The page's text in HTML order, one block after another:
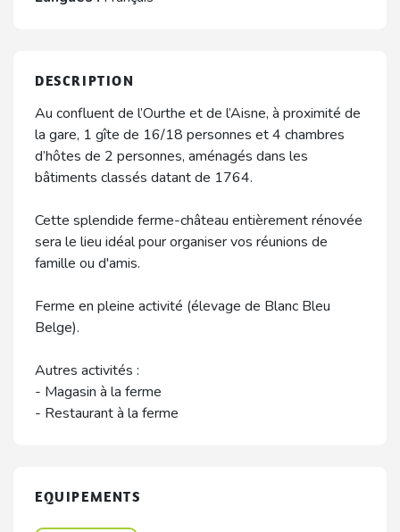
DESCRIPTION
Au confluent de l’Ourthe et de l’Aisne, à proximité de
la gare, 1 gîte de 16/18 personnes et 4 chambres
d’hôtes de 2 personnes, aménagés dans les
bâtiments classés datant de 1764.
Cette splendide ferme-château entièrement rénovée
sera le lieu idéal pour organiser vos réunions de
famille ou d'amis.
Ferme en pleine activité (élevage de Blanc Bleu
Belge).
Autres activités :
- Magasin à la ferme
- Restaurant à la ferme
EQUIPEMENTS